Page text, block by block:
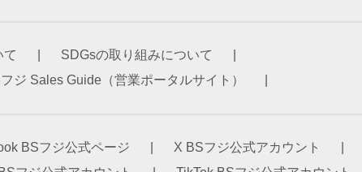
て
SDGsの取り組みについて
ジ Sales Guide（営業ポータルサイト）
BSフジ公式ページ
X BSフジ公式アカウント